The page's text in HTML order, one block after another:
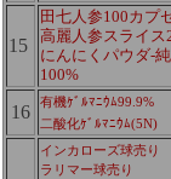
15
田七人参100カプ
高麗人参スライス
にんにくパウダ-
100%
16
有機ｹﾞﾙﾏﾆｳﾑ99.9%
二酸化ｹﾞﾙﾏﾆｳﾑ(5N)
インカローズ球売り
ラリマー球売り